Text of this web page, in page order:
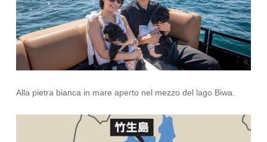
Alla pietra bianca in mare aperto nel mezzo del lago Biwa.